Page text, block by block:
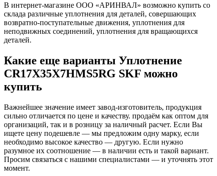
В интернет-магазине ООО «АРИНВАЛ» возможно купить со
склада различные уплотнения для деталей, совершающих
возвратно-поступательные движения, уплотнения для
неподвижных соединений, уплотнения для вращающихся
деталей.
Какие еще варианты Уплотнение
CR17X35X7HMS5RG SKF можно
купить
Важнейшее значение имеет завод-изготовитель, продукция
сильно отличается по цене и качеству. продаём как оптом для
организаций, так и в розницу за наличный расчет. Если Вы
ищете цену подешевле — мы предложим одну марку, если
необходимо высокое качество — другую. Если нужно
разумное их соотношение — в наличии есть и такой вариант.
Просим связаться с нашими специалистами — и уточнять этот
момент.